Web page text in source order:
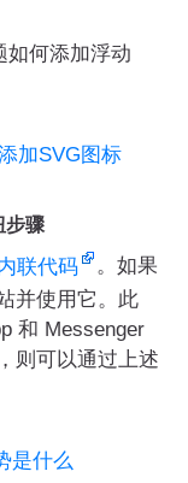
何添加浮动
加SVG图标
步骤
联代码
。如果
并使用它。此
和 Messenger
则可以通过上述
是什么